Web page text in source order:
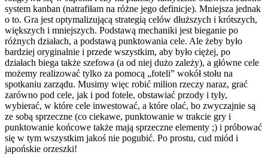
system kanban (natrafiłam na różne jego definicje). Mniejsza jednak
o to. Gra jest optymalizującą strategią celów dłuższych i krótszych,
większych i mniejszych. Podstawą mechaniki jest bieganie po
różnych działach, a podstawą punktowania cele. Ale żeby było
bardziej oryginalnie i przede wszystkim, aby było ciężej, po
działach biega także szefowa (a od niej dużo zależy), a główne cele
możemy realizować tylko za pomocą „foteli” wokół stołu na
spotkaniu zarządu. Musimy więc robić milion rzeczy naraz, grać
zarówno pod cele, jak i pod fotele, obstawiać przody i tyły,
wybierać, w które cele inwestować, a które olać, bo zwyczajnie są
ze sobą sprzeczne (co ciekawe, punktowanie w trakcie gry i
punktowanie końcowe także mają sprzeczne elementy ;) i próbować
się w tym wszystkim jakoś nie pogubić. Po prostu, cud miód i
japońskie orzeszki!